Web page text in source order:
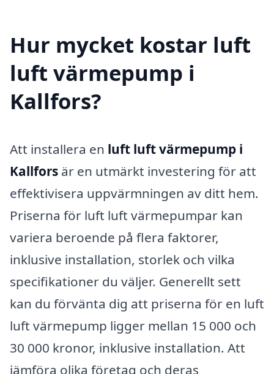
Hur mycket kostar luft
luft värmepump i
Kallfors?
Att installera en luft luft värmepump i
Kallfors är en utmärkt investering för att
effektivisera uppvärmningen av ditt hem.
Priserna för luft luft värmepumpar kan
variera beroende på flera faktorer,
inklusive installation, storlek och vilka
specifikationer du väljer. Generellt sett
kan du förvänta dig att priserna för en luft
luft värmepump ligger mellan 15 000 och
30 000 kronor, inklusive installation. Att
jämföra olika företag och deras